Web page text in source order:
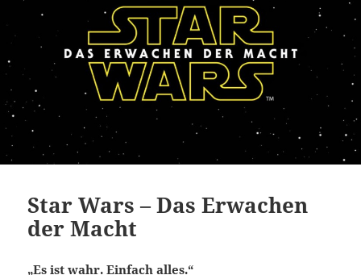
Star Wars – Das Erwachen
der Macht
„Es ist wahr. Einfach alles.“